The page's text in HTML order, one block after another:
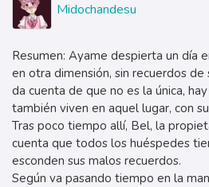
Midochandesu
Resumen: Ayame despierta un día
en otra dimensión, sin recuerdos de
da cuenta de que no es la única,
también viven en aquel lugar, con
Tras poco tiempo allí, Bel, la
cuenta que todos los huéspedes
esconden sus malos recuerdos.
Según va pasando tiempo en la